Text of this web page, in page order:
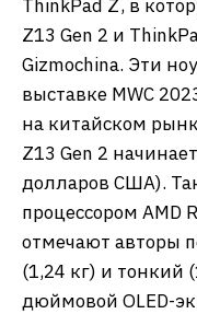
ThinkPad Z, в
Z13 Gen 2 и
Gizmochina. Эти
выставке MWC
на китайском
Z13 Gen 2
долларов США).
процессором AMD
отмечают авторы
(1,24 кг) и тонкий
дюймовой OLED-